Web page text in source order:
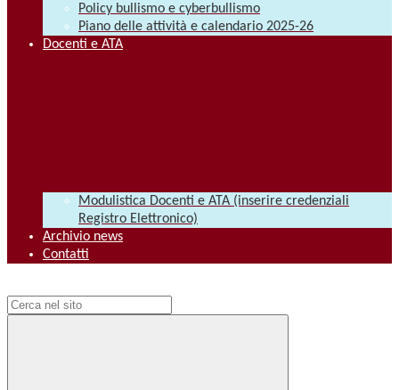
Policy bullismo e cyberbullismo
Piano delle attività e calendario 2025-26
Docenti e ATA
Modulistica Docenti e ATA (inserire credenziali
Registro Elettronico)
Archivio news
Contatti